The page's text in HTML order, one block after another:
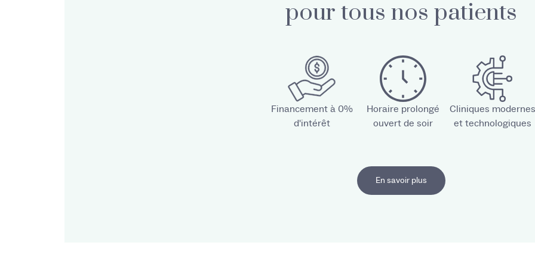
pour tous nos patients
Financement à 0%
d'intérêt
Horaire prolongé
ouvert de soir
Cliniques modernes
et technologiques
En savoir plus